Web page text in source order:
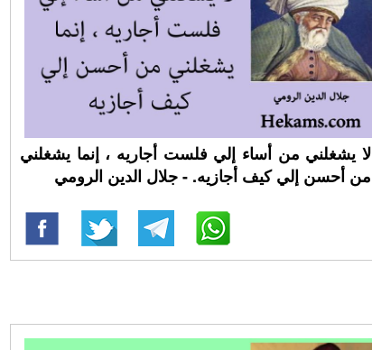
لا يشغلني من أساء إلي فلست أجاريه ، إنما يشغلني
من أحسن إلي كيف أجازيه. - جلال الدين الرومي